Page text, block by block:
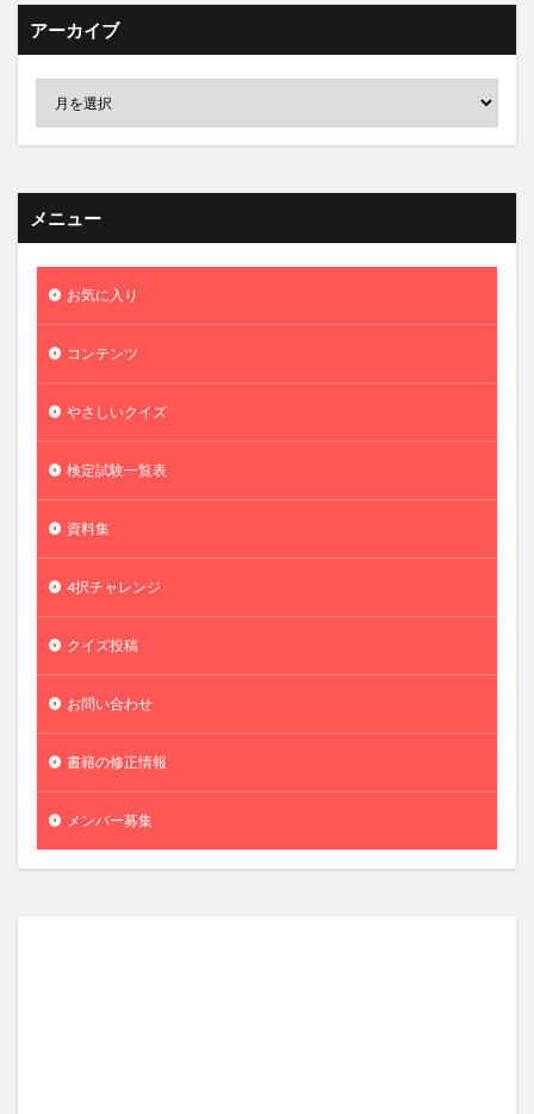
アーカイブ
メニュー
お気に入り
コンテンツ
やさしいクイズ
検定試験一覧表
資料集
4択チャレンジ
クイズ投稿
お問い合わせ
書籍の修正情報
メンバー募集